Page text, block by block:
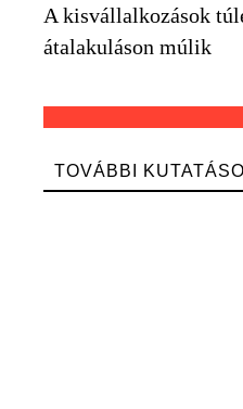
A kisvállalkozások
átalakuláson múlik
TOVÁBBI